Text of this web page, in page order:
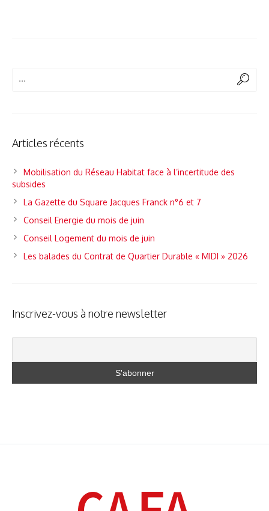
Articles récents
Mobilisation du Réseau Habitat face à l’incertitude des
subsides
La Gazette du Square Jacques Franck n°6 et 7
Conseil Energie du mois de juin
Conseil Logement du mois de juin
Les balades du Contrat de Quartier Durable « MIDI » 2026
Inscrivez-vous à notre newsletter